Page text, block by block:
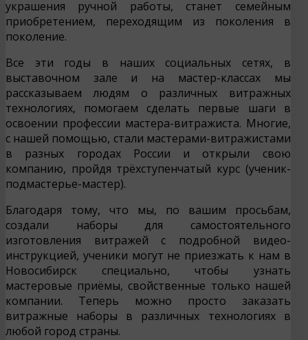
украшения ручной работы, станет семейным
приобретением, переходящим из поколения в
поколение.
Все эти годы в наших социальных сетях, в
выставочном зале и на мастер-классах мы
рассказываем людям о различных витражных
технологиях, помогаем сделать первые шаги в
освоении профессии мастера-витражиста. Многие,
с нашей помощью, стали мастерами-витражистами
в разных городах России и открыли свою
компанию, пройдя трёхступенчатый курс (ученик-
подмастерье-мастер).
Благодаря тому, что мы, по вашим просьбам,
создали наборы для самостоятельного
изготовления витражей с подробной видео-
инструкцией, ученики могут не приезжать к нам в
Новосибирск специально, чтобы узнать
мастеровые приёмы, свойственные только нашей
компании. Теперь можно просто заказать
витражные наборы в различных технологиях в
любой город страны.